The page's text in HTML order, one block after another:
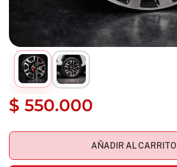
$ 550.000
AÑADIR AL CARRITO